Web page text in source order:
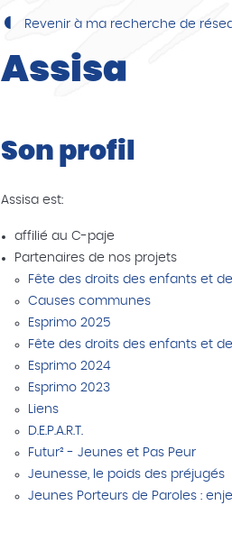
Revenir à ma recherche de
Assisa
Son profil
Assisa est:
affilié au C-paje
Partenaires de nos projets
Fête des droits des enfants et
Causes communes
Esprimo 2025
Fête des droits des enfants et
Esprimo 2024
Esprimo 2023
Liens
D.E.P.A.R.T.
Futur² - Jeunes et Pas Peur
Jeunesse, le poids des préjugés
Jeunes Porteurs de Paroles :